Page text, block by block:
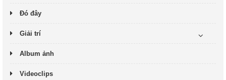
Đó đây
Giải trí
Album ảnh
Videoclips